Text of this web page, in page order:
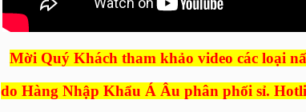
Mời Quý Khách tham khảo video các loại
do Hàng Nhập Khẩu Á Âu phân phối sỉ.